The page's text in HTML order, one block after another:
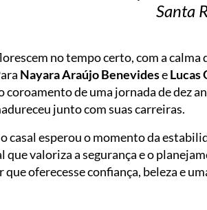
Santa
no tempo certo, com a
Nayara Araújo BenevideseLucas
de uma jornada de dez
junto com suas carreiras.
casal esperou o momento da
que valoriza a segurança e o
que oferecesse confiança, beleza e